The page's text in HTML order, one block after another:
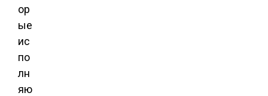
ор
ые
ис
по
лн
яю